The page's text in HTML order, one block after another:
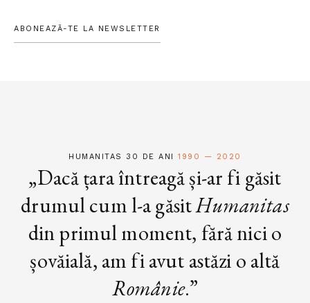
ABONEAZĂ-TE LA NEWSLETTER
HUMANITAS 30 DE ANI1990 — 2020
„Dacă țara întreagă și-ar fi găsit
drumul cum l-a găsitHumanitas
din primul moment, fără nici o
șovăială, am fi avut astăzi o altă
Românie.”